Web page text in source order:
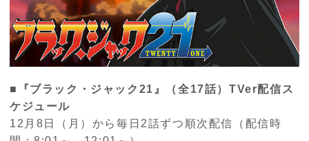
■『ブラック・ジャック21』（全17話）TVer配信ス
ケジュール
12月8日（月）から毎日2話ずつ順次配信（配信時